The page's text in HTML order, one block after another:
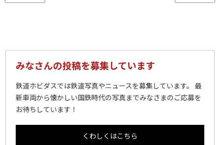
みなさんの投稿を募集しています
鉄道ホビダスでは鉄道写真やニュースを募集しています。 最
新車両から懐かしい国鉄時代の写真までみなさまのご応募を
お待ちしています！
くわしくはこちら